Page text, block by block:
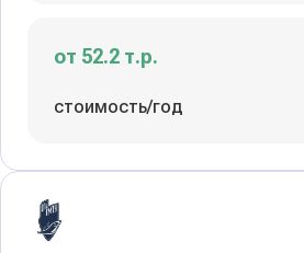
от 52.2 т.р.
стоимость/год